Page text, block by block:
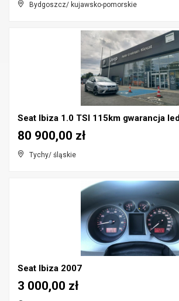
Bydgoszcz/ kujawsko-pomorskie
Seat Ibiza 1.0 TSI 115km gwarancja
Tychy/ śląskie
80 900,00 zł
Seat Ibiza 2007
3 000,00 zł